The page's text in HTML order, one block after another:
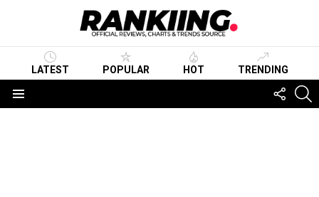
LATEST POPULAR HOT TRENDING
US